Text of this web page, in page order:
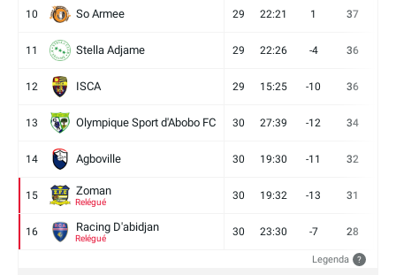
10 So Armee 29 22:21 1 37
11 Stella Adjame 29 22:26 -4 36
12 ISCA 29 15:25 -10 36
13 Olympique Sport d'Abobo FC 30 27:39 -12 34
14 Agboville 30 19:30 -11 32
15 Zoman
Relégué
30 19:32 -13 31
16 Racing D'abidjan
Relégué
30 23:30 -7 28
Legenda ?